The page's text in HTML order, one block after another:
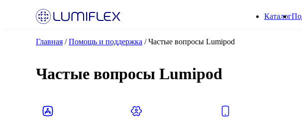
Каталог
Главная /Помощь и поддержка /Частые вопросы Lumipod
Частые вопросы Lumipod